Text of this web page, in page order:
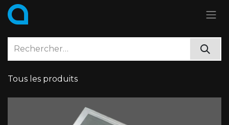
Se rendre au contenu
Tous les produits